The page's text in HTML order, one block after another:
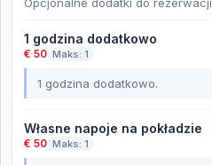
Opcjonalne dodatki do rezerwacji
1 godzina dodatkowo
€ 50 Maks: 1
1 godzina dodatkowo.
Własne napoje na pokładzie
€ 50 Maks: 1